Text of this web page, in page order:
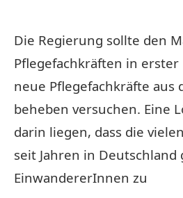
Die Regierung sollte den
Pflegefachkräften in
neue Pflegefachkräfte aus
beheben versuchen. Eine
darin liegen, dass die
seit Jahren in Deutschland
EinwandererInnen zu